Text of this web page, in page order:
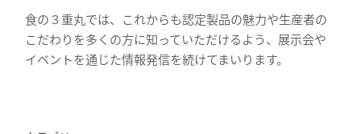
食の３重丸では、これからも認定製品の魅力や生産者の
こだわりを多くの方に知っていただけるよう、展示会や
イベントを通じた情報発信を続けてまいります。